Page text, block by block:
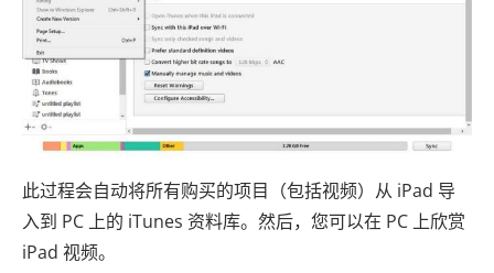
此过程会自动将所有购买的项目（包括视频）从 iPad 导
入到 PC 上的 iTunes 资料库。然后，您可以在 PC 上欣赏
iPad 视频。